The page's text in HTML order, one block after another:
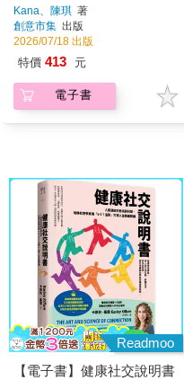
料理輕鬆配X圖稿照著做，
讓孩子忍不住就吃光光的可
愛食譜110+
Kana、陳琪 著
創意市集 出版
2026/07/18 出版
特價 413 元
電子書
Readmoo
【電子書】健康社交說明書